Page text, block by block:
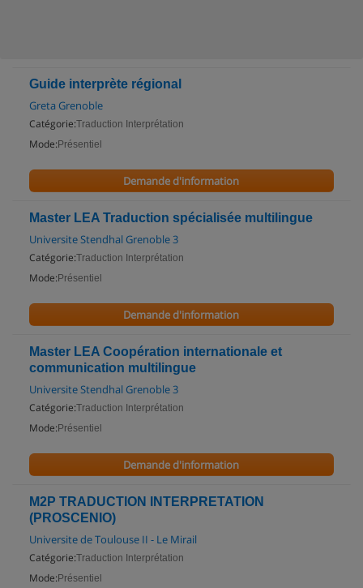
Guide interprète régional
Greta Grenoble
Catégorie:Traduction Interprétation
Mode: Présentiel
Demande d'information
Master LEA Traduction spécialisée multilingue
Universite Stendhal Grenoble 3
Catégorie:Traduction Interprétation
Mode: Présentiel
Demande d'information
Master LEA Coopération internationale et
communication multilingue
Universite Stendhal Grenoble 3
Catégorie:Traduction Interprétation
Mode: Présentiel
Demande d'information
M2P TRADUCTION INTERPRETATION
(PROSCENIO)
Universite de Toulouse II - Le Mirail
Catégorie:Traduction Interprétation
Mode: Présentiel